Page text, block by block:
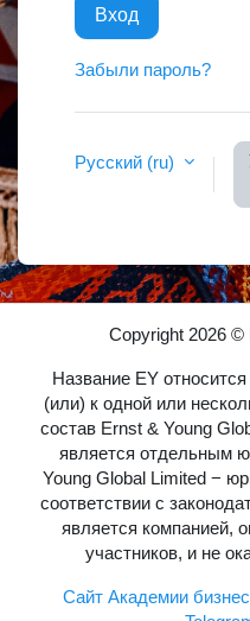
Вход
Забыли пароль?
Русский ‎(ru)‎
Copyright 2026 ©
Название EY
(или) к одной или
состав Ernst & Young
является отдельным
Young Global Limited −
соответствии с
является компанией,
участников, и не
Сайт Академии